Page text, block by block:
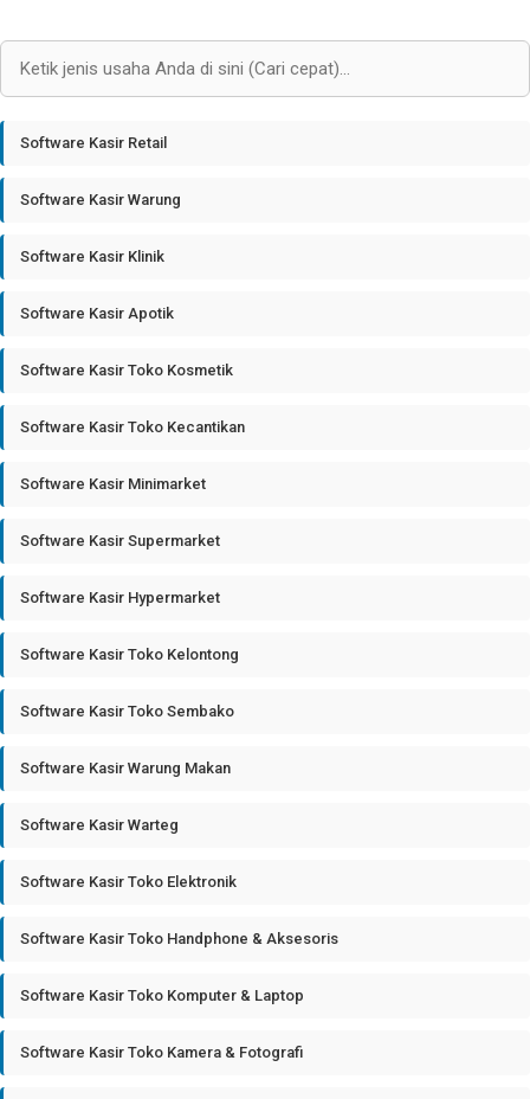
Software Kasir Retail
Software Kasir Warung
Software Kasir Klinik
Software Kasir Apotik
Software Kasir Toko Kosmetik
Software Kasir Toko Kecantikan
Software Kasir Minimarket
Software Kasir Supermarket
Software Kasir Hypermarket
Software Kasir Toko Kelontong
Software Kasir Toko Sembako
Software Kasir Warung Makan
Software Kasir Warteg
Software Kasir Toko Elektronik
Software Kasir Toko Handphone & Aksesoris
Software Kasir Toko Komputer & Laptop
Software Kasir Toko Kamera & Fotografi